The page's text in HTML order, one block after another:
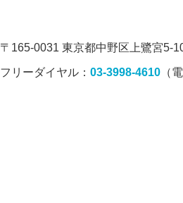
〒165-0031 東京都中野区上鷺宮5-
フリーダイヤル： 03-3998-4610 （